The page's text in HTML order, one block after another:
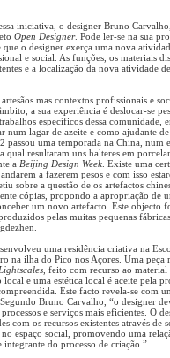
iniciativa, o designer Bruno
Open Designer. Pode ler-se na sua
o designer exerça uma nova
e social. As funções, os materiais
e a localização da nova atividade
mas contextos profissionais e
a sua experiência é deslocar-se
específicos dessa comunidade,
num lagar de azeite e como ajudante
passou uma temporada na China, num
qual resultaram uns halteres em
a Beijing Design Week . Existe uma
a fazerem pesos e com isso
sobre a questão de os artefactos
cópias, propondo a apropriação de
um novo artefacto. Este objecto
pelas muitas pequenas
uma residência criativa na
na ilha do Pico nos Açores. Uma peça
Lightscales , feito com recurso ao
local e uma estética local é aceite pela
Este facto revela-se com
Bruno Carvalho, “o designer
e serviços mais eficientes. O
com os recursos existentes através de
espaço social, promovendo uma
do processo de criação.”